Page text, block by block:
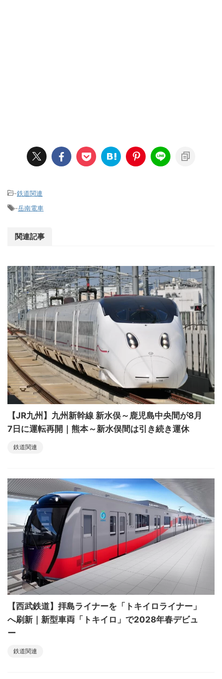
-鉄道関連
-岳南電車
関連記事
【JR九州】九州新幹線 新水俣～鹿児島中央間が8月
7日に運転再開｜熊本～新水俣間は引き続き運休
鉄道関連
【西武鉄道】拝島ライナーを「トキイロライナー」
へ刷新｜新型車両「トキイロ」で2028年春デビュ
ー
鉄道関連